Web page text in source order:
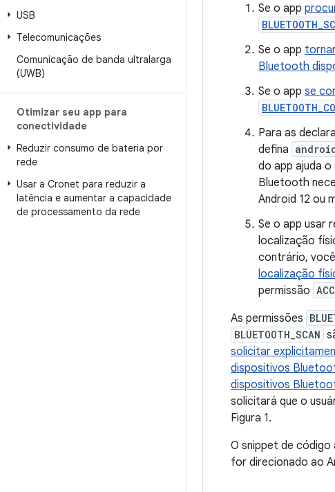
USB
Telecomunicações
Comunicação de banda ultralarga
(UWB)
Otimizar seu app para
conectividade
Reduzir consumo de bateria por
rede
Usar a Cronet para reduzir a
latência e aumentar a capacidade
de processamento da rede
Se o app
Se o app
Bluetooth
Se o app se
Para as
defina
do app ajuda
Bluetooth
Android 12 ou
Se o app usar
localização
contrário,
localização
permissão
As permissões
BLUETOOTH_SCAN
solicitar
dispositivos
dispositivos
solicitará que o
Figura 1.
O snippet de
for direcionado ao